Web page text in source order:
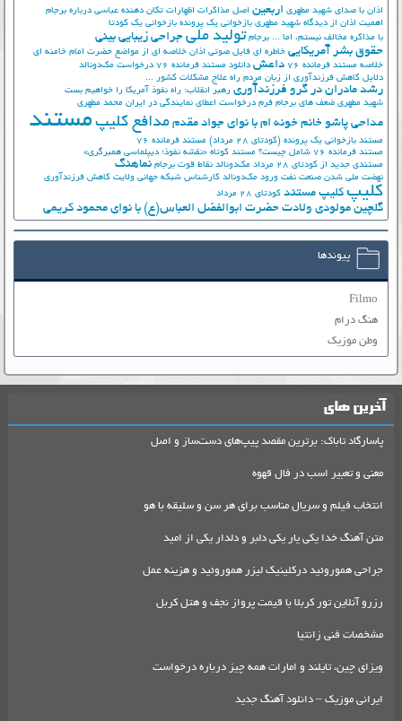
اذان با صدای شهید مطهری اربعین اصل مذاکرات اظهارات تکان دهنده عباسی درباره برجام
اهمیت اذان از دیدگاه شهید مطهری بازخوانی یک پرونده بازخوانی یک کودتا
با مذاکره مخالف نیستم، اما ... برجام تولید ملی جراحی زیبایی بینی
حقوق بشر آمریکایی خاطره ای فایل صوتی اذان خلاصه ای از مواضع حضرت امام خامنه ای
خلاصه مستند فرمانده 76
داعش دانلود مستند فرمانده 76
درخواست مک‌دونالد
دلایل کاهش فرزندآوری از زبان مردم راه علاج مشکلات کشور ...
رشد مادران در گرو فرزندآوری رهبر انقلاب: راه نفوذ آمریکا را خواهیم بست
شهید مطهری ضعف های برجام فرم درخواست اعطای نمایندگی در ایران محمد مطهری
مداحی پاشو خانم خونه ام با نوای جواد مقدم مدافع کلیپ مستند
مستند بازخوانی یک پرونده (کودتای 28 مرداد)
مستند فرمانده 76
مستند فرمانده 76 شامل چیست؟
مستند کوتاه «نقشه نفوذ؛ دیپلماسی همبرگری»
مستندی جدید از کودتای 28 مرداد
مک‌دونالد نقاط قوت برجام نماهنگ
نهضت ملي شدن صنعت نفت ورود مک‌دونالد کارشناس شبکه جهانی ولایت کاهش فرزندآوری
کلیپ کلیپ مستند کودتای 28 مرداد
گلچین مولودی ولادت حضرت ابوالفضل العباس(ع) با نوای محمود کریمی
پیوندها
Filmo
هنگ درام
وطن موزیک
آخرین های
پاسارگاد تاباک: برترین مقصد پیپ‌های دست‌ساز و اصل
معنی و تعبیر اسب در فال قهوه
انتخاب فیلم و سریال مناسب برای هر سن و سلیقه با هو
متن آهنگ خدا یکی یار یکی دلبر و دلدار یکی از امید
جراحی هموروئید درکلینیک لیزر هموروئید و هزینه عمل
رزرو آنلاین تور کربلا با قیمت پرواز نجف و هتل کربل
مشخصات فنی زانتیا
ویزای چین، تایلند و امارات همه چیز درباره درخواست
ایرانی موزیک – دانلود آهنگ جدید